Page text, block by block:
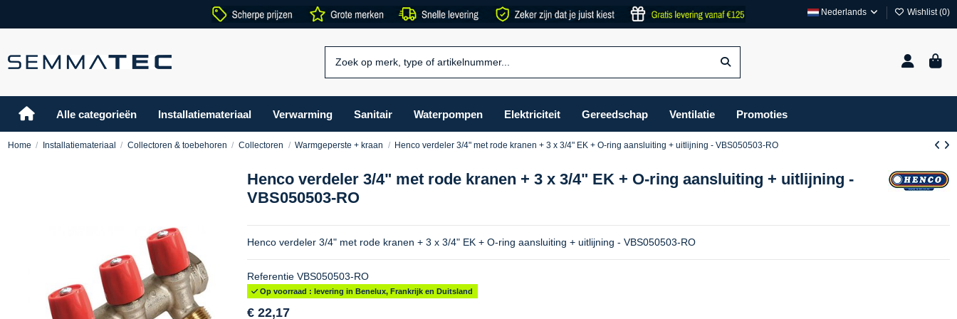
Nederlands Wishlist (0)
Alle categorieën Installatiemateriaal Verwarming Sanitair Waterpompen Elektriciteit Gereedschap Ventilatie Promoties
Home Installatiemateriaal Collectoren & toebehoren Collectoren Warmgeperste + kraan Henco verdeler 3/4" met rode kranen + 3 x 3/4" EK + O-ring aansluiting + uitlijning - VBS050503-RO
Henco verdeler 3/4" met rode kranen + 3 x 3/4" EK + O-ring aansluiting + uitlijning -
VBS050503-RO
Henco verdeler 3/4" met rode kranen + 3 x 3/4" EK + O-ring aansluiting + uitlijning - VBS050503-RO
Referentie VBS050503-RO
Op voorraad : levering in Benelux, Frankrijk en Duitsland
€ 22,17